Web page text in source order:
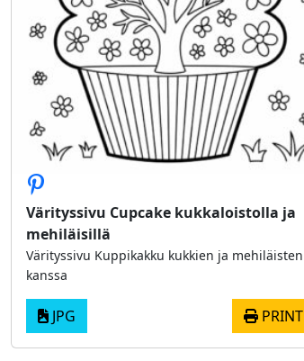
Värityssivu Cupcake kukkaloistolla ja
mehiläisillä
Värityssivu Kuppikakku kukkien ja mehiläisten
kanssa
JPG PRINT